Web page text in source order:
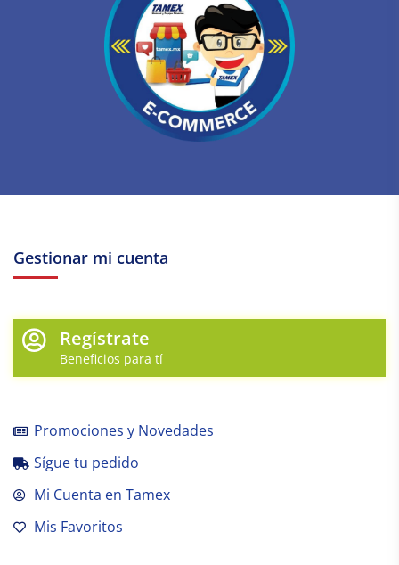
Gestionar mi cuenta
Regístrate
Beneficios para tí
Promociones y Novedades
Sígue tu pedido
Mi Cuenta en Tamex
Mis Favoritos